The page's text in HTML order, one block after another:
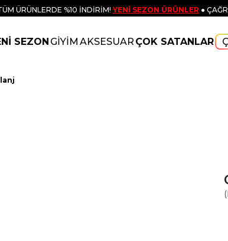
ÜRÜNLERDE %10 İNDİRİM! YENİ SEZON ÜRÜNLER ●
SEZON GİYİM AKSESUAR ÇOK SATANLAR